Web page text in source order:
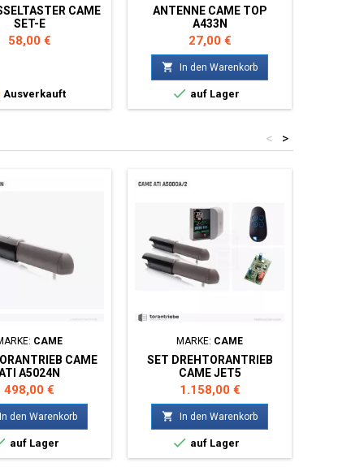
CAME
SET-E
Preis
58,00 €
Ausverkauft
ANTENNE CAME TOP
A433N
Preis
27,00 €
 In den Warenkorb
 auf Lager
>
<
CAME
CAME
A5024N
Preis
498,00 €
In den Warenkorb
auf Lager
MARKE: CAME
SET DREHTORANTRIEB
CAME JET5
Preis
1.158,00 €
 In den Warenkorb
 auf Lager